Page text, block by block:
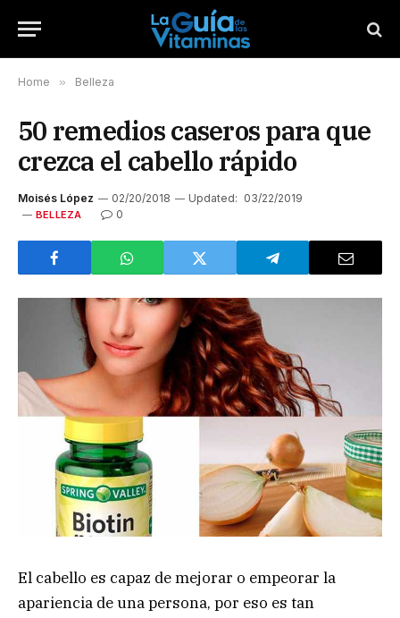
Home » Belleza
50 remedios caseros para que
crezca el cabello rápido
Moisés López 02/20/2018 Updated: 03/22/2019
BELLEZA 0
El cabello es capaz de mejorar o empeorar la
apariencia de una persona, por eso es tan